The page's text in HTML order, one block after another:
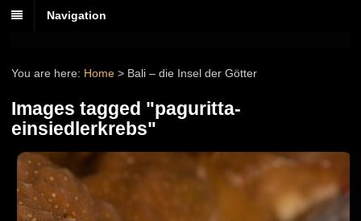
Navigation
You are here: Home > Bali – die Insel der Götter
Images tagged "paguritta-
einsiedlerkrebs"